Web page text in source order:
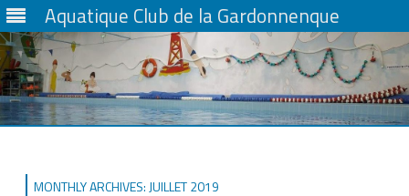
Aquatique Club de la Gardonnenque
Skip
MONTHLY ARCHIVES: JUILLET 2019